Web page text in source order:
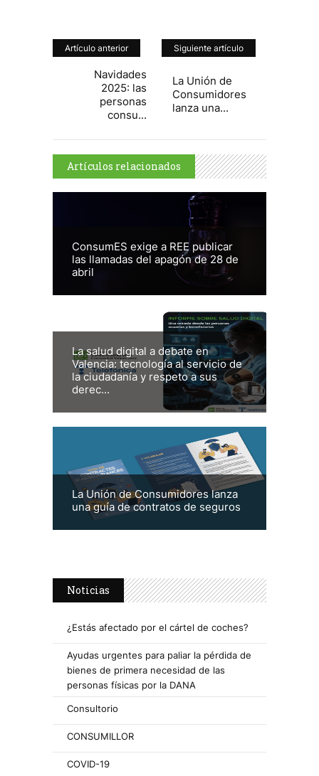
Artículo anterior
Navidades
2025: las
personas
consu...
Siguiente artículo
La Unión de
Consumidores
lanza una...
Artículos relacionados
ConsumES exige a REE publicar
las llamadas del apagón de 28 de
abril
La salud digital a debate en
Valencia: tecnología al servicio de
la ciudadanía y respeto a sus
derec...
La Unión de Consumidores lanza
una guía de contratos de seguros
Noticias
¿Estás afectado por el cártel de coches?
Ayudas urgentes para paliar la pérdida de
bienes de primera necesidad de las
personas físicas por la DANA
Consultorio
CONSUMILLOR
COVID-19